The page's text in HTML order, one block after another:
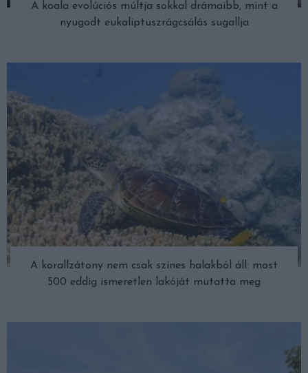
A koala evolúciós múltja sokkal drámaibb, mint a
nyugodt eukaliptuszrágcsálás sugallja
A korallzátony nem csak színes halakból áll: most
500 eddig ismeretlen lakóját mutatta meg